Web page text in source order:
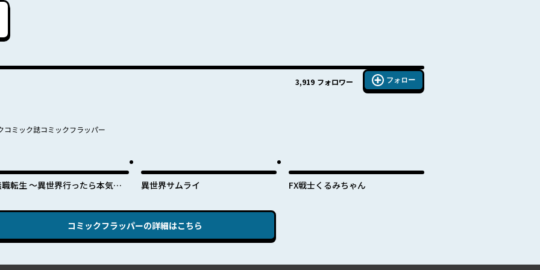
3,919 フォロワー フォロー
コミック誌コミックフラッパー
転生 ～異世界行ったら本気だ
異世界サムライ FX戦士くるみちゃん
コミックフラッパーの詳細はこちら